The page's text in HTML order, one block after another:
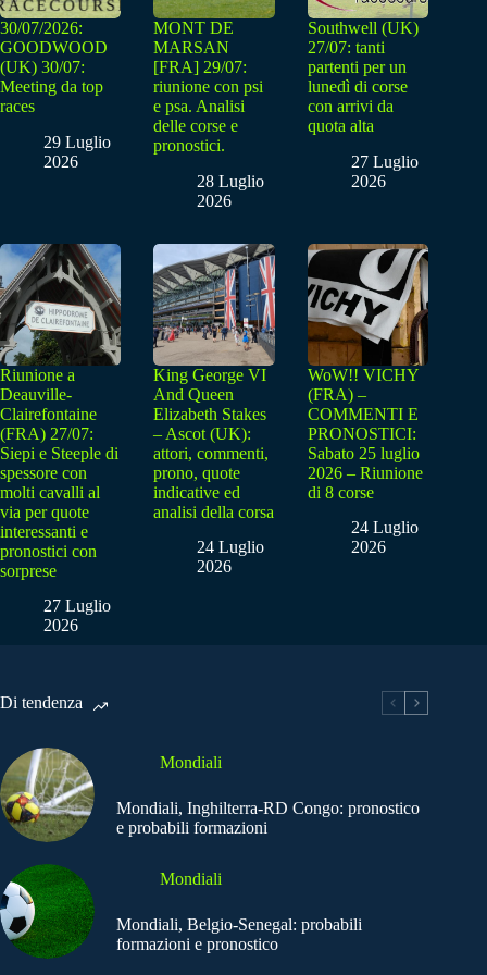
30/07/2026:
GOODWOOD
(UK) 30/07:
Meeting da top
races
29 Luglio
2026
MONT DE
MARSAN
[FRA] 29/07:
riunione con psi
e psa. Analisi
delle corse e
pronostici.
28 Luglio
2026
Southwell (UK)
27/07: tanti
partenti per un
lunedì di corse
con arrivi da
quota alta
27 Luglio
2026
Riunione a
Deauville-
Clairefontaine
(FRA) 27/07:
Siepi e Steeple di
spessore con
molti cavalli al
via per quote
interessanti e
pronostici con
sorprese
27 Luglio
2026
King George VI
And Queen
Elizabeth Stakes
– Ascot (UK):
attori, commenti,
prono, quote
indicative ed
analisi della corsa
24 Luglio
2026
WoW!! VICHY
(FRA) –
COMMENTI E
PRONOSTICI:
Sabato 25 luglio
2026 – Riunione
di 8 corse
24 Luglio
2026
Di tendenza
Mondiali
Mondiali, Inghilterra-RD Congo: pronostico
e probabili formazioni
Mondiali
Mondiali, Belgio-Senegal: probabili
formazioni e pronostico